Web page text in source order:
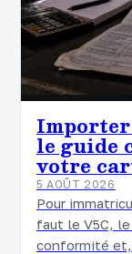
le guide
votre
5 AOÛT 2026
Pour
faut le V5C,
conformité